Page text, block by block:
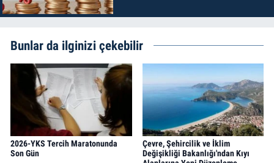
Bunlar da ilginizi çekebilir
2026-YKS Tercih Maratonunda
Son Gün
Çevre, Şehircilik ve İklim
Değişikliği Bakanlığı'ndan Kıyı